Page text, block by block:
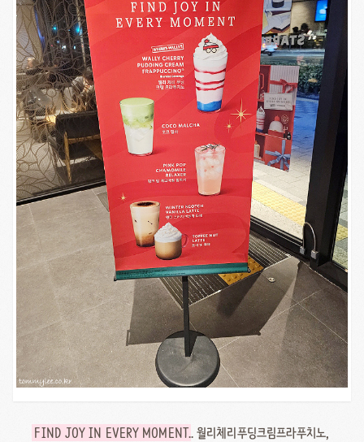
FIND JOY IN EVERY MOMENT.. 월리체리푸딩크림프라푸치노,